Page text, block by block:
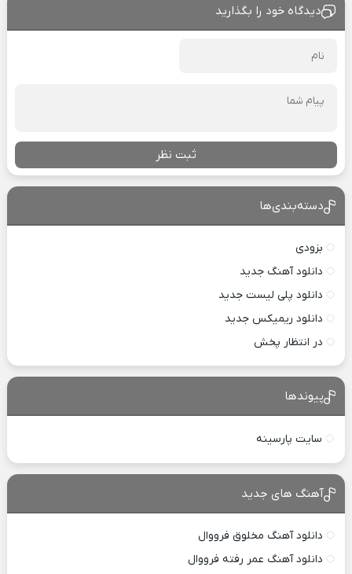
دیدگاه خود را بگذارید
ثبت نظر
دسته‌بندی‌ها
بزودی
دانلود آهنگ جدید
دانلود پلی لیست جدید
دانلود ریمیکس جدید
در انتظار پخش
پیوندها
سایت پارسینه
آهنگ های جدید
دانلود آهنگ مخلوق فرووال
دانلود آهنگ عمر رفته فرووال